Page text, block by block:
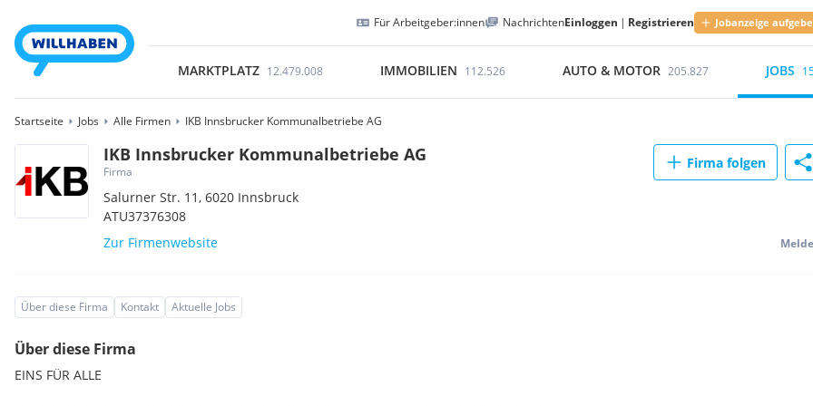
Für Arbeitgeber:innen NachrichtenEinloggen | Registrieren Jobanzeige
MARKTPLATZ 12.479.008 IMMOBILIEN 112.526 AUTO & MOTOR 205.827 JOBS
Startseite Jobs Alle Firmen IKB Innsbrucker Kommunalbetriebe AG
IKB Innsbrucker Kommunalbetriebe AG
Firma
Salurner Str. 11,6020 Innsbruck
ATU37376308
Zur Firmenwebsite
Firma folgen
Über diese Firma Kontakt Aktuelle Jobs
Über diese Firma
EINS FÜR ALLE